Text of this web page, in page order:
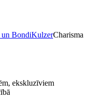
BondiKulzerCharisma
ekskluzīviem